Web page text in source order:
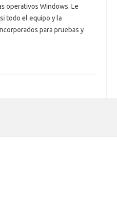
operativos Windows. Le
todo el equipo y la
para pruebas y